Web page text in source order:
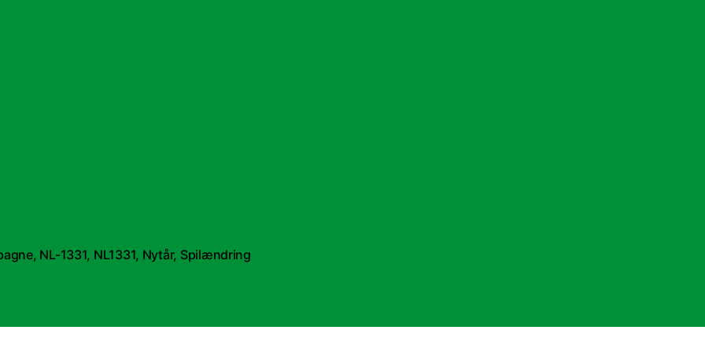
, NL-1331, NL1331, Nytår, Spilændring